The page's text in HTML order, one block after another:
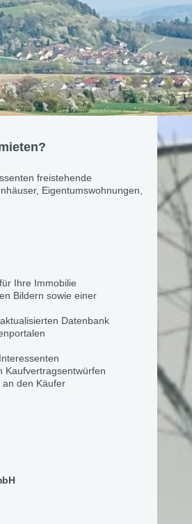
oder vermieten?
freistehende
Eigentumswohnungen,
Ihre Immobilie
Bildern sowie einer
Datenbank
Kaufvertragsentwürfen
den Käufer